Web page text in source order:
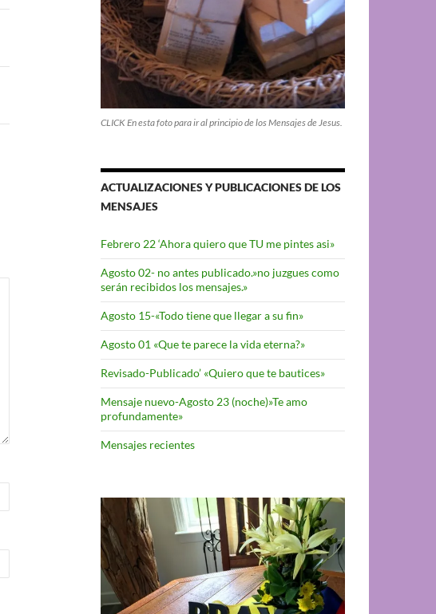
CLICK En esta foto para ir al principio de los Mensajes de Jesus.
ACTUALIZACIONES Y PUBLICACIONES DE LOS
MENSAJES
Febrero 22 ‘Ahora quiero que TU me pintes asi»
Agosto 02- no antes publicado.»no juzgues como
serán recibidos los mensajes.»
Agosto 15-«Todo tiene que llegar a su fin»
Agosto 01 «Que te parece la vida eterna?»
Revisado-Publicado’ «Quiero que te bautices»
Mensaje nuevo-Agosto 23 (noche)»Te amo
profundamente»
Mensajes recientes